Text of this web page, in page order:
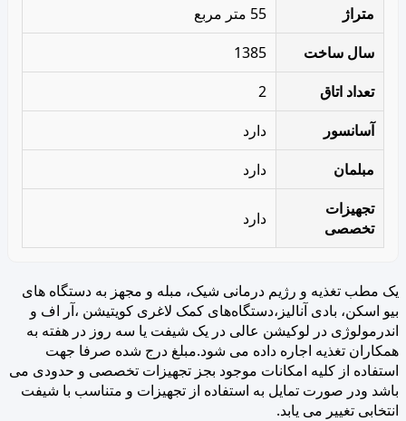
متراژ
55 متر مربع
سال ساخت
1385
تعداد اتاق
2
آسانسور
دارد
مبلمان
دارد
تجهیزات
تخصصی
دارد
یک مطب تغذیه و رژیم درمانی شیک، مبله و مجهز به دستگاه های
بیو اسکن، بادی آنالیز،دستگاه‌های کمک لاغری کویتیشن ،آر اف و
اندرمولوژی در لوکیشن عالی در یک شیفت یا سه روز در هفته به
همکاران تغذیه اجاره داده می شود.مبلغ درج شده صرفا جهت
استفاده از کلیه امکانات موجود بجز تجهیزات تخصصی و حدودی می
باشد ودر صورت تمایل به استفاده از تجهیزات و متناسب با شیفت
انتخابی تغییر می یابد.